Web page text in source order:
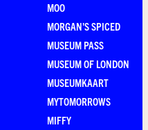
MOO
MORGAN'S SPICED
MUSEUM PASS
MUSEUM OF LONDON
MUSEUMKAART
MYTOMORROWS
MIFFY